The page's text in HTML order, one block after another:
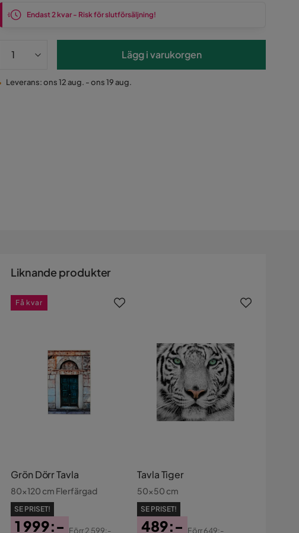
Endast 2 kvar - Risk för slutförsäljning!
Lägg i varukorgen
Leverans: ons 12 aug. - ons 19 aug.
Liknande produkter
Grön Dörr Tavla
80x120 cm Flerfärgad
SE PRISET!
1 999:-
Förr2 599:-
Få kvar
Tavla Tiger
50x50 cm
SE PRISET!
489:-
Förr649:-